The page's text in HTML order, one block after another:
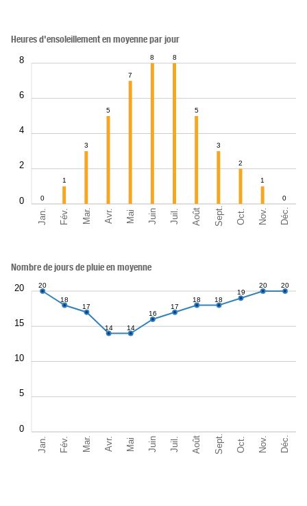
Jan. Fév. Mar. Avr. Mai Juin Juil. Août Sept. Oct. Nov. Déc.
0
2
4
6
8
Heures d'ensoleillement en moyenne par jour
0
1
3
5
7
8 8
5
3
2
1
0
Jan. Fév. Mar. Avr. Mai Juin Juil. Août Sept. Oct. Nov. Déc.
0
5
10
15
20
Nombre de jours de pluie en moyenne
20
18
17
14 14
16
17
18 18
19
20 20